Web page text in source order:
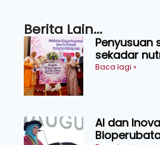
Berita Lain...
Penyusuan
sekadar
generasi
Baca lagi »
AI dan